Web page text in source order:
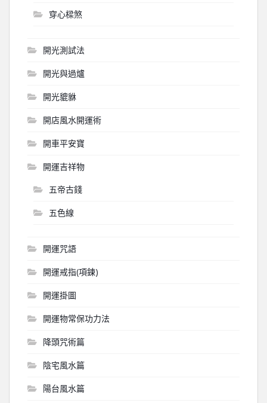
穿心樑煞
開光測試法
開光與過爐
開光貔貅
開店風水開運術
開車平安寶
開運吉祥物
五帝古錢
五色線
開運咒語
開運戒指(項鍊)
開運掛圖
開運物常保功力法
降頭咒術篇
陰宅風水篇
陽台風水篇